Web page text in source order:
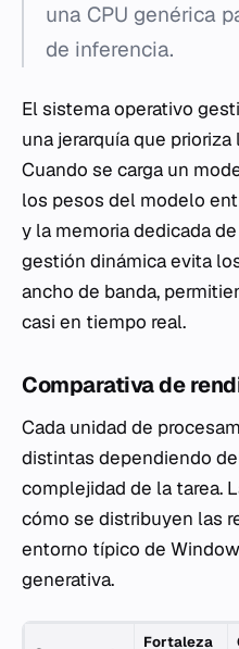
una CPU genérica
de inferencia.
El sistema operativo
una jerarquía que
Cuando se carga un
los pesos del modelo
y la memoria dedicada
gestión dinámica evita
ancho de banda,
casi en tiempo real.
Comparativa de
Cada unidad de
distintas dependiendo
complejidad de la tarea.
cómo se distribuyen las
entorno típico de
generativa.
Fortaleza